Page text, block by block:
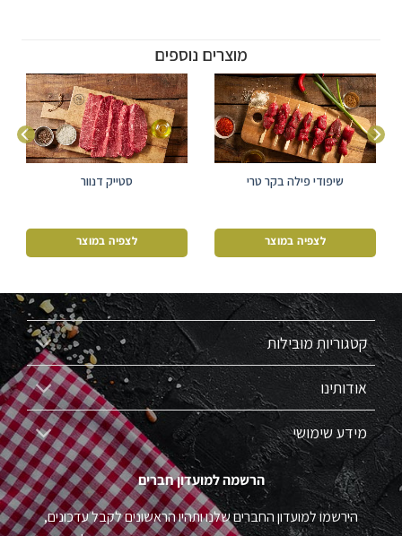
מוצרים נוספים
שיפודי פילה בקר טרי
לצפיה במוצר
סטייק דנוור
לצפיה במוצר
קטגוריות מובילות
אודותינו
מידע שימושי
הרשמה למועדון חברים
הירשמו למועדון החברים שלנו ותהיו הראשונים לקבל עדכונים,